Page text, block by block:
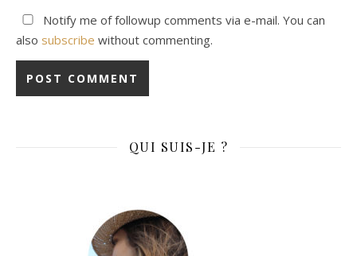
Notify me of followup comments via e-mail. You can
also subscribe without commenting.
QUI SUIS-JE ?